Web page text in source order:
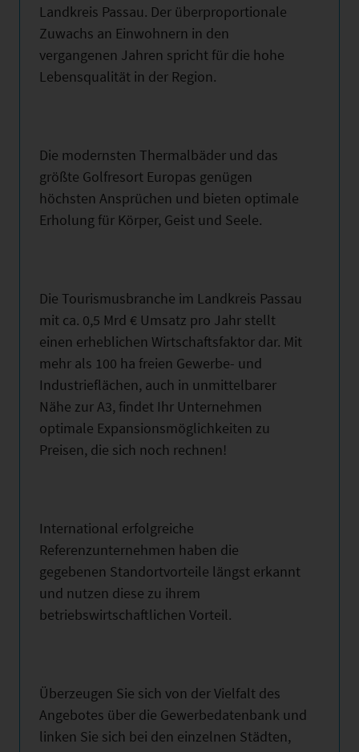
Landkreis Passau. Der überproportionale
Zuwachs an Einwohnern in den
vergangenen Jahren spricht für die hohe
Lebensqualität in der Region.
Die modernsten Thermalbäder und das
größte Golfresort Europas genügen
höchsten Ansprüchen und bieten optimale
Erholung für Körper, Geist und Seele.
Die Tourismusbranche im Landkreis Passau
mit ca. 0,5 Mrd € Umsatz pro Jahr stellt
einen erheblichen Wirtschaftsfaktor dar. Mit
mehr als 100 ha freien Gewerbe- und
Industrieflächen, auch in unmittelbarer
Nähe zur A3, findet Ihr Unternehmen
optimale Expansionsmöglichkeiten zu
Preisen, die sich noch rechnen!
International erfolgreiche
Referenzunternehmen haben die
gegebenen Standortvorteile längst erkannt
und nutzen diese zu ihrem
betriebswirtschaftlichen Vorteil.
Überzeugen Sie sich von der Vielfalt des
Angebotes über die Gewerbedatenbank und
linken Sie sich bei den einzelnen Städten,